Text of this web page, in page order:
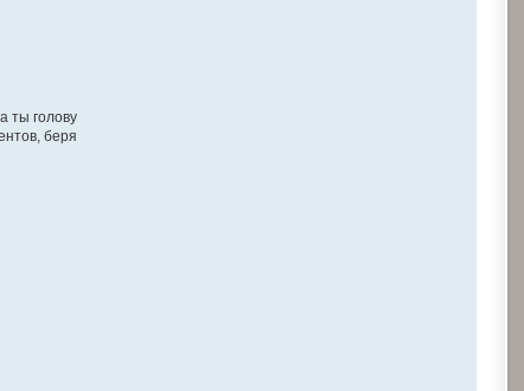
ты голову
беря